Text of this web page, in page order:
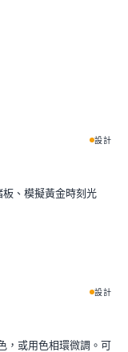
設計
、模擬黃金時刻光
設計
，或用色相環微調。可